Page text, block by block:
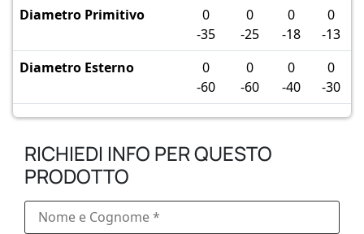
Diametro Primitivo
0
-35
0
-25
0
-18
0
-13
Diametro Esterno
0
-60
0
-60
0
-40
0
-30
RICHIEDI INFO PER QUESTO
PRODOTTO